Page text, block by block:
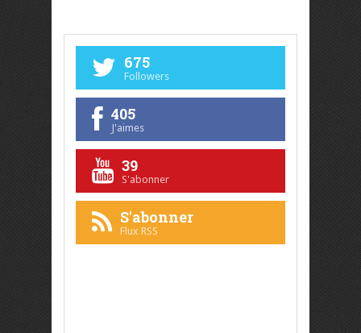
675
Followers
405
J'aimes
39
S'abonner
S'abonner
Flux RSS